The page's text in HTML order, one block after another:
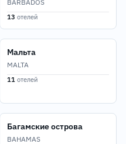
BARBADOS
13 отелей
Мальта
MALTA
11 отелей
Багамские острова
BAHAMAS